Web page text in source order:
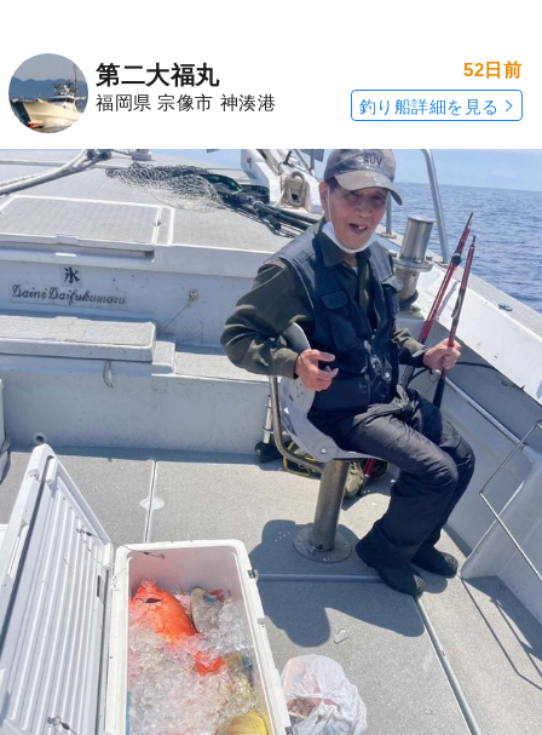
第二大福丸
福岡県 宗像市 神湊港
52日前
釣り船詳細を見る